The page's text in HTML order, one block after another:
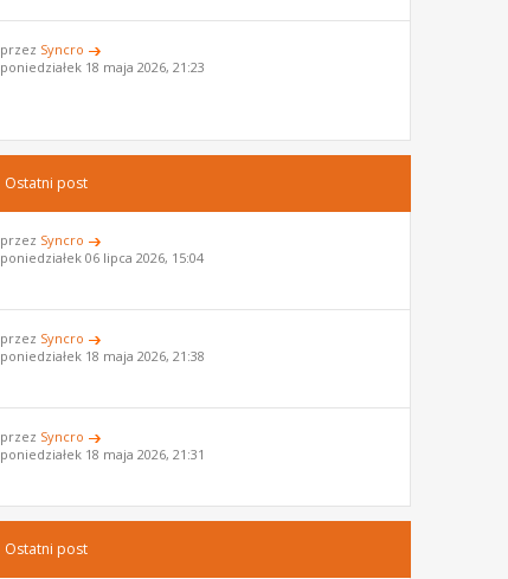
przez Syncro
poniedziałek 18 maja 2026, 21:23
Ostatni post
przez Syncro
poniedziałek 06 lipca 2026, 15:04
przez Syncro
poniedziałek 18 maja 2026, 21:38
przez Syncro
poniedziałek 18 maja 2026, 21:31
Ostatni post